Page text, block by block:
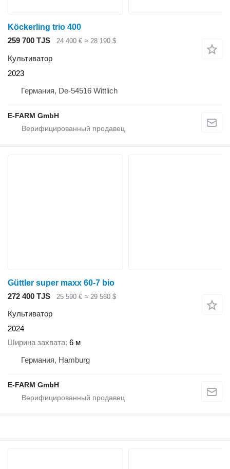
Köckerling trio 400
259 700 TJS
24 400 € ≈ 28 190 $
Культиватор
2023
Германия, De-54516 Wittlich
E-FARM GmbH
Güttler super maxx 60-7 bio
272 400 TJS
25 590 € ≈ 29 560 $
Культиватор
2024
Ширина захвата 6 м
Германия, Hamburg
E-FARM GmbH